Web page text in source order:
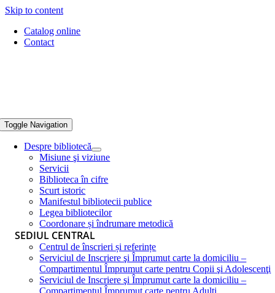
Skip to content
Catalog online
Contact
Toggle Navigation
Despre bibliotecă
Misiune şi viziune
Servicii
Biblioteca în cifre
Scurt istoric
Manifestul bibliotecii publice
Legea bibliotecilor
Coordonare și îndrumare metodică
SEDIUL CENTRAL
Centrul de înscrieri și referințe
Serviciul de Inscriere şi Împrumut carte la domiciliu –
Compartimentul Împrumut carte pentru Copii şi Adolescenţi
Serviciul de Inscriere şi Împrumut carte la domiciliu –
Compartimentul Împrumut carte pentru Adulţi